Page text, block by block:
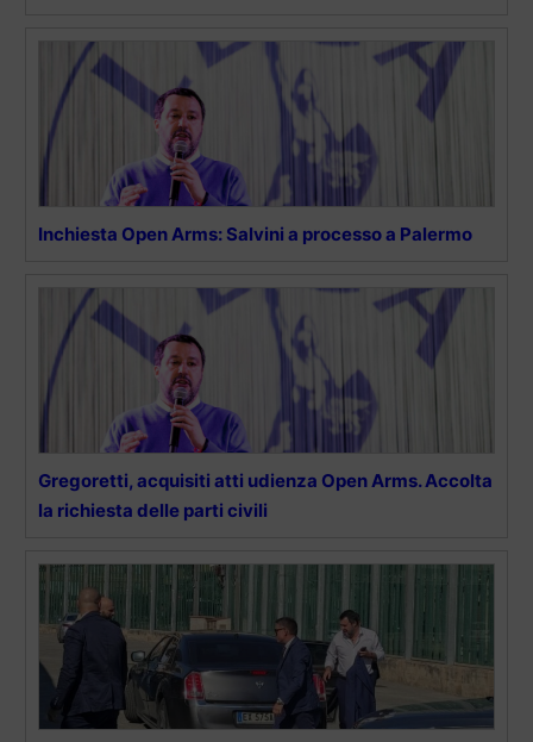
Inchiesta Open Arms: Salvini a processo a Palermo
Gregoretti, acquisiti atti udienza Open Arms. Accolta
la richiesta delle parti civili